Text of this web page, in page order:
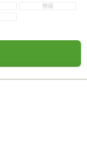
整備